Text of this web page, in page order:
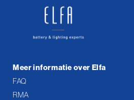
Meer informatie over Elfa
FAQ
RMA